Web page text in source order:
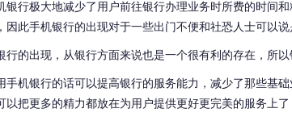
银行极大地减少了用户前往银行办理业务时所费的时间
因此手机银行的出现对于一些出门不便和社恐人士可以说
行的出现，从银行方面来说也是一个很有利的存在，所以
手机银行的话可以提高银行的服务能力，减少了那些基
以把更多的精力都放在为用户提供更好更完美的服务上